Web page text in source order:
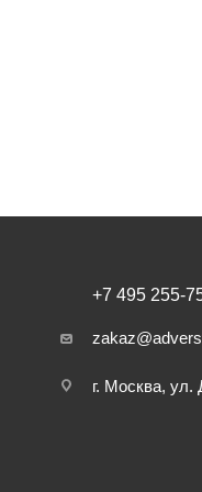
+7 495 255-
г. Москва, ул.